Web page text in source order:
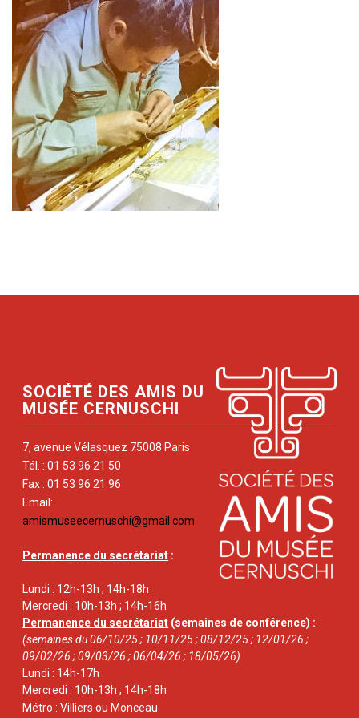
SOCIÉTÉ DES AMIS DU
MUSÉE CERNUSCHI
7, avenue Vélasquez 75008 Paris
Tél. : 01 53 96 21 50
Fax : 01 53 96 21 96
Email:
amismuseecernuschi@gmail.com
Permanence du secrétariat :
Lundi : 12h-13h ; 14h-18h
Mercredi : 10h-13h ; 14h-16h
Permanence du secrétariat (semaines de conférence) :
(semaines du 06/10/25 ; 10/11/25 ; 08/12/25 ; 12/01/26 ;
09/02/26 ; 09/03/26 ; 06/04/26 ; 18/05/26)
Lundi : 14h-17h
Mercredi : 10h-13h ; 14h-18h
Métro : Villiers ou Monceau